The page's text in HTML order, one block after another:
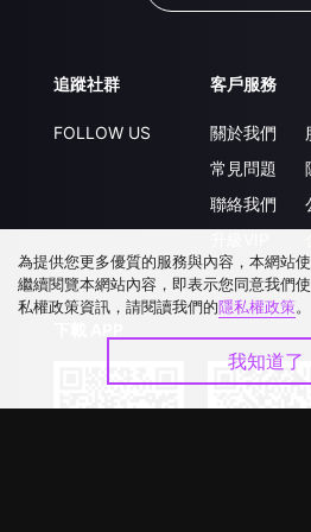
追蹤社群
FOLLOW US
客戶服務
關於我們
常見問題
聯絡我們
為提供您更多優質的服務與內容，本網站
繼續閱覽本網站內容，即表示您同意我們
私權政策資訊，請閱讀我們的隱私權政策。
我知道了